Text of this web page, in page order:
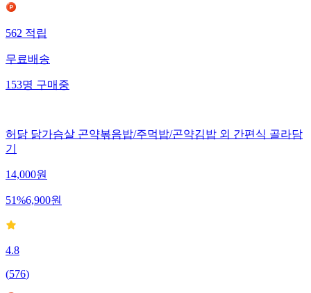
562 적립
무료배송
153명 구매중
허닭 닭가슴살 곤약볶음밥/주먹밥/곤약김밥 외 간편식 골라담
기
14,000원
51%6,900원
4.8
(576)